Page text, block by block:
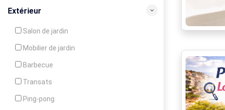
Balcon / Terrasse
Extérieur
Salon de jardin
Mobilier de jardin
Barbecue
Transats
Ping-pong